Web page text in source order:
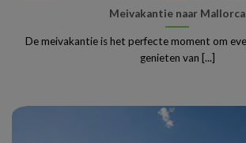
Meivakantie naar Mallorca
De meivakantie is het perfecte moment om
genieten van [...]